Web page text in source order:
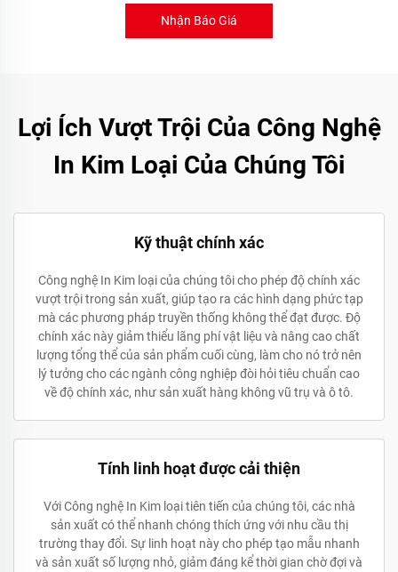
Nhận Báo Giá
Lợi Ích Vượt Trội Của Công Nghệ
In Kim Loại Của Chúng Tôi
Kỹ thuật chính xác
Công nghệ In Kim loại của chúng tôi cho phép độ chính xác
vượt trội trong sản xuất, giúp tạo ra các hình dạng phức tạp
mà các phương pháp truyền thống không thể đạt được. Độ
chính xác này giảm thiểu lãng phí vật liệu và nâng cao chất
lượng tổng thể của sản phẩm cuối cùng, làm cho nó trở nên
lý tưởng cho các ngành công nghiệp đòi hỏi tiêu chuẩn cao
về độ chính xác, như sản xuất hàng không vũ trụ và ô tô.
Tính linh hoạt được cải thiện
Với Công nghệ In Kim loại tiên tiến của chúng tôi, các nhà
sản xuất có thể nhanh chóng thích ứng với nhu cầu thị
trường thay đổi. Sự linh hoạt này cho phép tạo mẫu nhanh
và sản xuất số lượng nhỏ, giảm đáng kể thời gian chờ đợi và